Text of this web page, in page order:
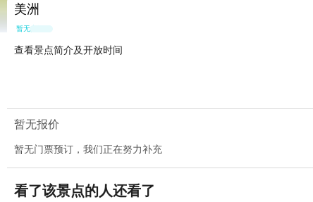
美洲
暂无点评
查看景点简介及开放时间
暂无报价
暂无门票预订，我们正在努力补充
看了该景点的人还看了